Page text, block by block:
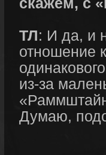
ТЛ: И да, и
отношение
из-за
Думаю,